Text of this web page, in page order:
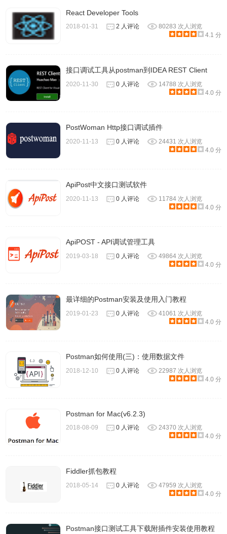
5.轻松导入您的邮递员收藏，Swagger / OAS / OpenAPI和
Talend API Tester为什么需要“读取和更改您访问的网站上的
React Developer Tools
2018-01-31 2 人评论
80283 次人浏览
4.1 分
接口调试工具从postman到IDEA REST Client
2020-11-30 0 人评论
14788 次人浏览
4.0 分
PostWoman Http接口调试插件
2020-11-13 0 人评论
24431 次人浏览
4.0 分
ApiPost中文接口测试软件
2020-11-13 0 人评论
11784 次人浏览
4.0 分
ApiPOST - API调试管理工具
2019-03-18 0 人评论
49864 次人浏览
4.0 分
最详细的Postman安装及使用入门教程
2019-01-23 0 人评论
41061 次人浏览
4.0 分
Postman如何使用(三)：使用数据文件
2018-12-10 0 人评论
22987 次人浏览
4.0 分
Postman for Mac(v6.2.3)
2018-08-09 0 人评论
24370 次人浏览
4.0 分
Fiddler抓包教程
2018-05-14 0 人评论
47959 次人浏览
4.0 分
Postman接口测试工具下载附插件安装使用教程